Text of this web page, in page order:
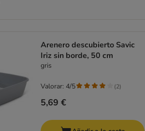
Arenero descubierto Savic
Iriz sin borde, 50 cm
gris
5,69 €
Valorar: 4/5 (2)